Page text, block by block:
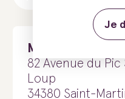
Mas de Bouis
82 Avenue du Pic
Loup
34380 Saint-
Je